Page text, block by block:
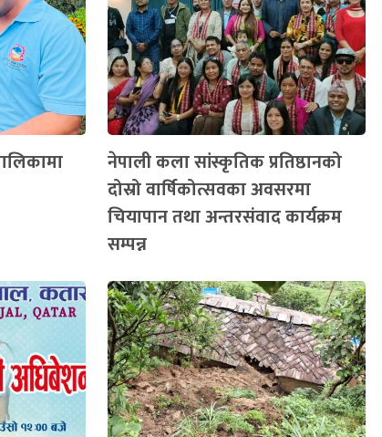
नेपाली कला सांस्कृतिक प्रतिष्ठानको
दोस्रो वार्षिकोत्सवका अवसरमा
चियापान तथा अन्तरसंवाद कार्यक्रम
सम्पन्न